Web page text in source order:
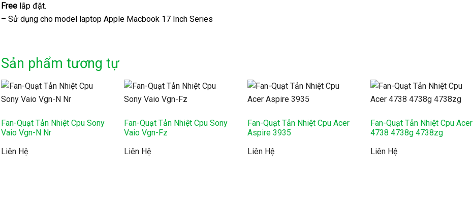
Free lắp đặt.
– Sử dụng cho model laptop Apple Macbook 17 Inch Series
Sản phẩm tương tự
Fan-Quạt Tản Nhiệt Cpu Sony
Vaio Vgn-N Nr
Liên Hệ
Fan-Quạt Tản Nhiệt Cpu Sony
Vaio Vgn-Fz
Liên Hệ
Fan-Quạt Tản Nhiệt Cpu Acer
Aspire 3935
Liên Hệ
Fan-Quạt Tản Nhiệt Cpu Acer
4738 4738g 4738zg
Liên Hệ